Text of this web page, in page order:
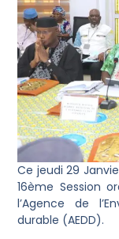
Ce jeudi 29
16ème Session
l’Agence de
durable (AEDD).